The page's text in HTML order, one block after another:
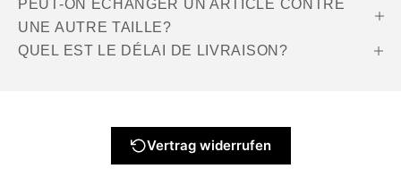
PEUT-ON ÉCHANGER UN ARTICLE CONTRE
UNE AUTRE TAILLE?
QUEL EST LE DÉLAI DE LIVRAISON?
Vertrag widerrufen